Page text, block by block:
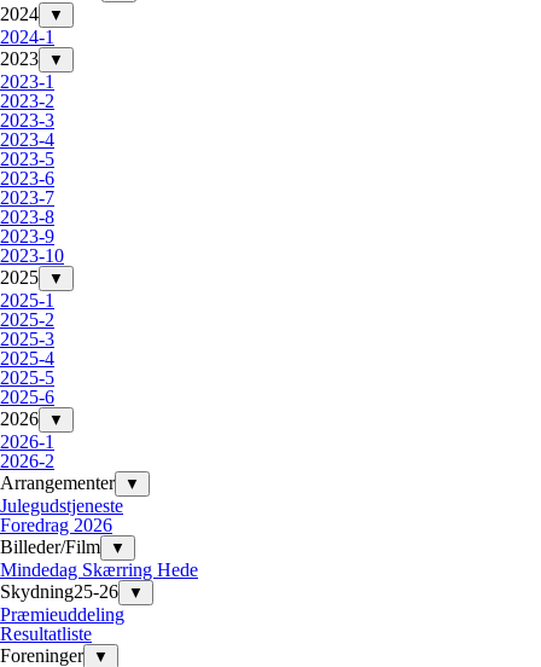
2024 ▼
2024-1
2023
▼
2023-1
2023-2
2023-3
2023-4
2023-5
2023-6
2023-7
2023-8
2023-9
2023-10
2025
▼
2025-1
2025-2
2025-3
2025-4
2025-5
2025-6
2026
▼
2026-1
2026-2
Arrangementer
▼
Julegudstjeneste
Foredrag 2026
Billeder/Film
▼
Mindedag Skærring Hede
Skydning25-26
▼
Præmieuddeling
Resultatliste
Foreninger
▼